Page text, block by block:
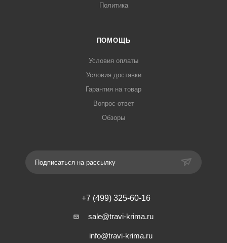
Политика
ПОМОЩЬ
Условия оплаты
Условия доставки
Гарантия на товар
Вопрос-ответ
Обзоры
Подписаться на рассылку
+7 (499) 325-60-16
sale@travi-krima.ru
info@travi-krima.ru